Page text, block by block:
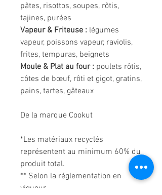
pâtes, risottos, soupes, rôtis,
tajines, purées
Vapeur & Friteuse : légumes
vapeur, poissons vapeur, raviolis,
frites, tempuras, beignets
Moule & Plat au four : poulets rôtis,
côtes de bœuf, rôti et gigot, gratins,
pains, tartes, gâteaux
De la marque Cookut
*Les matériaux recyclés
représentent au minimum 60% du
produit total.
** Selon la réglementation en
vigueur.